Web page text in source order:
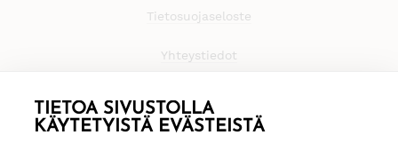
TIETOA SIVUSTOLLA
KÄYTETYISTÄ EVÄSTEISTÄ
Tietosuojaseloste
Yhteystiedot